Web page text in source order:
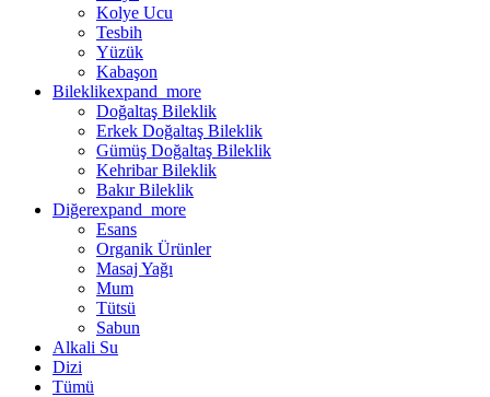
Kolye Ucu
Tesbih
Yüzük
Kabaşon
Bileklikexpand_more
Doğaltaş Bileklik
Erkek Doğaltaş Bileklik
Gümüş Doğaltaş Bileklik
Kehribar Bileklik
Bakır Bileklik
Diğerexpand_more
Esans
Organik Ürünler
Masaj Yağı
Mum
Tütsü
Sabun
Alkali Su
Dizi
Tümü